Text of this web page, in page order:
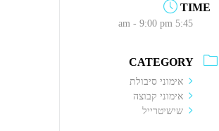
TIME
5:45 am - 9:00 pm
CATEGORY
אימוני סיבולת
אימוני קבוצה
שישיטרייל